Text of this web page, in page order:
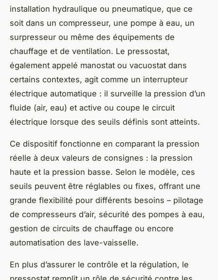
installation hydraulique ou pneumatique, que ce
soit dans un compresseur, une pompe à eau, un
surpresseur ou même des équipements de
chauffage et de ventilation. Le pressostat,
également appelé manostat ou vacuostat dans
certains contextes, agit comme un interrupteur
électrique automatique : il surveille la pression d’un
fluide (air, eau) et active ou coupe le circuit
électrique lorsque des seuils définis sont atteints.
Ce dispositif fonctionne en comparant la pression
réelle à deux valeurs de consignes : la pression
haute et la pression basse. Selon le modèle, ces
seuils peuvent être réglables ou fixes, offrant une
grande flexibilité pour différents besoins – pilotage
de compresseurs d’air, sécurité des pompes à eau,
gestion de circuits de chauffage ou encore
automatisation des lave-vaisselle.
En plus d’assurer le contrôle et la régulation, le